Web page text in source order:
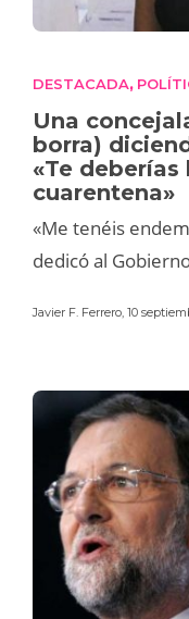
DESTACADA,
Una
borra)
«Te
cuarentena»
«Me tenéis
dedicó al
Javier F. Ferrero, 10